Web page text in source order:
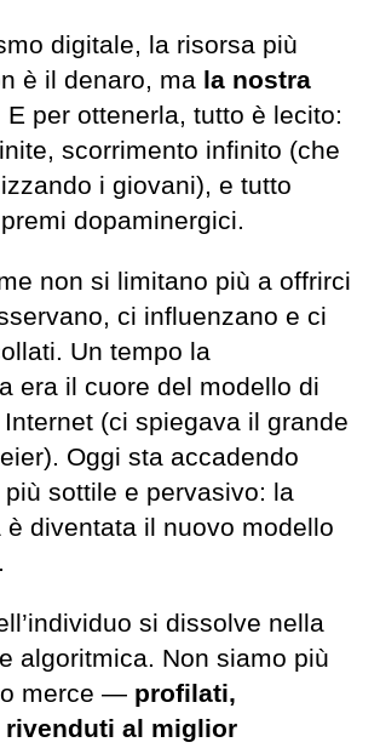
digitale, la risorsa più
è il denaro, ma la nostra
E per ottenerla, tutto è lecito:
scorrimento infinito (che
i giovani), e tutto
dopaminergici.
non si limitano più a offrirci
ci influenzano e ci
Un tempo la
era il cuore del modello di
(ci spiegava il grande
Oggi sta accadendo
sottile e pervasivo: la
è diventata il nuovo modello
si dissolve nella
algoritmica. Non siamo più
merce — profilati,
rivenduti al miglior